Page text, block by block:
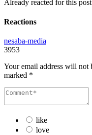
Already reacted for this
Reactions
nesaba-media
3953
Your email address will not
marked *
like
love